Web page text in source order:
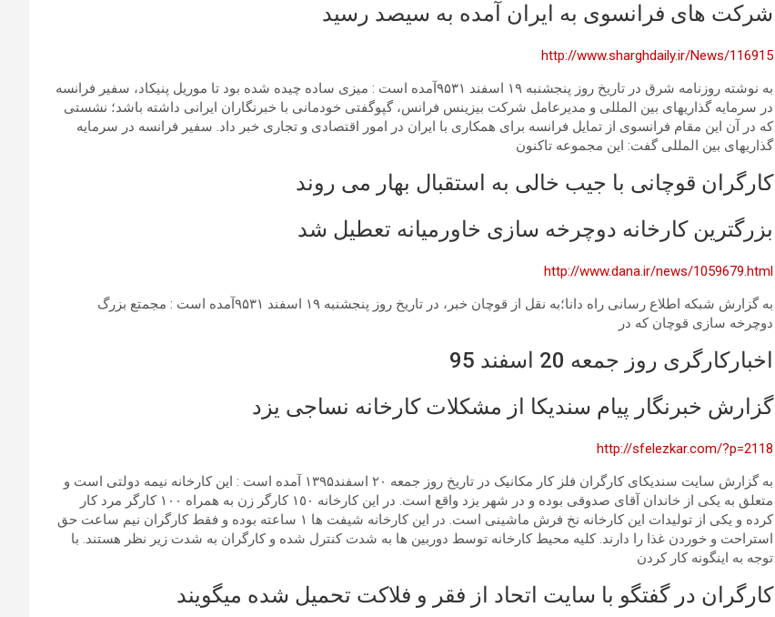
شرکت های فرانسوی به ایران آمده به سیصد رسید
http://www.sharghdaily.ir/News/116915
به نوشته روزنامه شرق در تاریخ روز پنجشنبه ۱۹ اسفند ۹۵٣۱آمده است : میزی ساده چیده شده بود تا موریل پنیکاد، سفیر فرانسه
در سرمایه گذاریهای بین المللی و مدیرعامل شرکت بیزینس فرانس، گپوگفتی خودمانی با خبرنگاران ایرانی داشته باشد؛ نشستی
که در آن این مقام فرانسوی از تمایل فرانسه برای همکاری با ایران در امور اقتصادی و تجاری خبر داد. سفیر فرانسه در سرمایه
گذاریهای بین المللی گفت: این مجموعه تاکنون
کارگران قوچانی با جیب خالی به استقبال بهار می روند
بزرگترین کارخانه دوچرخه سازی خاورمیانه تعطیل شد
http://www.dana.ir/news/1059679.html
به گزارش شبکه اطلاع رسانی راه دانا؛به نقل از قوچان خبر، در تاریخ روز پنجشنبه ۱۹ اسفند ۹۵٣۱آمده است : مجمتع بزرگ
دوچرخه سازی قوچان که در
اخبارکارگری روز جمعه 20 اسفند 95
گزارش خبرنگار پیام سندیکا از مشکلات کارخانه نساجی یزد
http://sfelezkar.com/?p=2118
به گزارش سایت سندیکای کارگران فلز کار مکانیک در تاریخ روز جمعه ۲۰ اسفند۱۳۹۵ آمده است : این کارخانه نیمه دولتی است و
متعلق به یکی از خاندان آقای صدوقی بوده و در شهر یزد واقع است. در این کارخانه ١٥٠ کارگر زن به همراه ١٠٠ کارگر مرد کار
کرده و یکی از تولیدات این کارخانه نخ فرش ماشینی است. در این کارخانه شیفت ها ١ ساعته بوده و فقط کارگران نیم ساعت حق
استراحت و خوردن غذا را دارند. کلیه محیط کارخانه توسط دوربین ها به شدت کنترل شده و کارگران به شدت زیر نظر هستند. با
توجه به اینگونه کار کردن
کارگران در گفتگو با سایت اتحاد از فقر و فلاکت تحمیل شده میگویند